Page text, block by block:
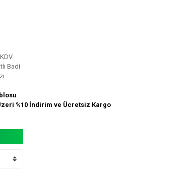
Badi
%10 İndirim ve Ücretsiz Kargo